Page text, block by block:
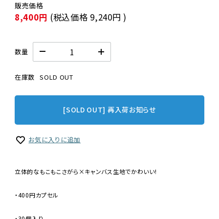
8,400円 (税込価格 9,240円 )
数量
在庫数 SOLD OUT
[SOLD OUT] 再入荷お知らせ
お気に入りに追加
立体的なもこもこさがら×キャンバス生地でかわいい!
・400円カプセル